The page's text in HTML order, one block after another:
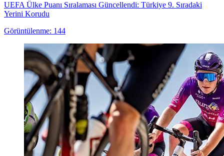
UEFA Ülke Puanı Sıralaması Güncellendi: Türkiye 9. Sıradaki
Yerini Korudu
Görüntülenme: 144